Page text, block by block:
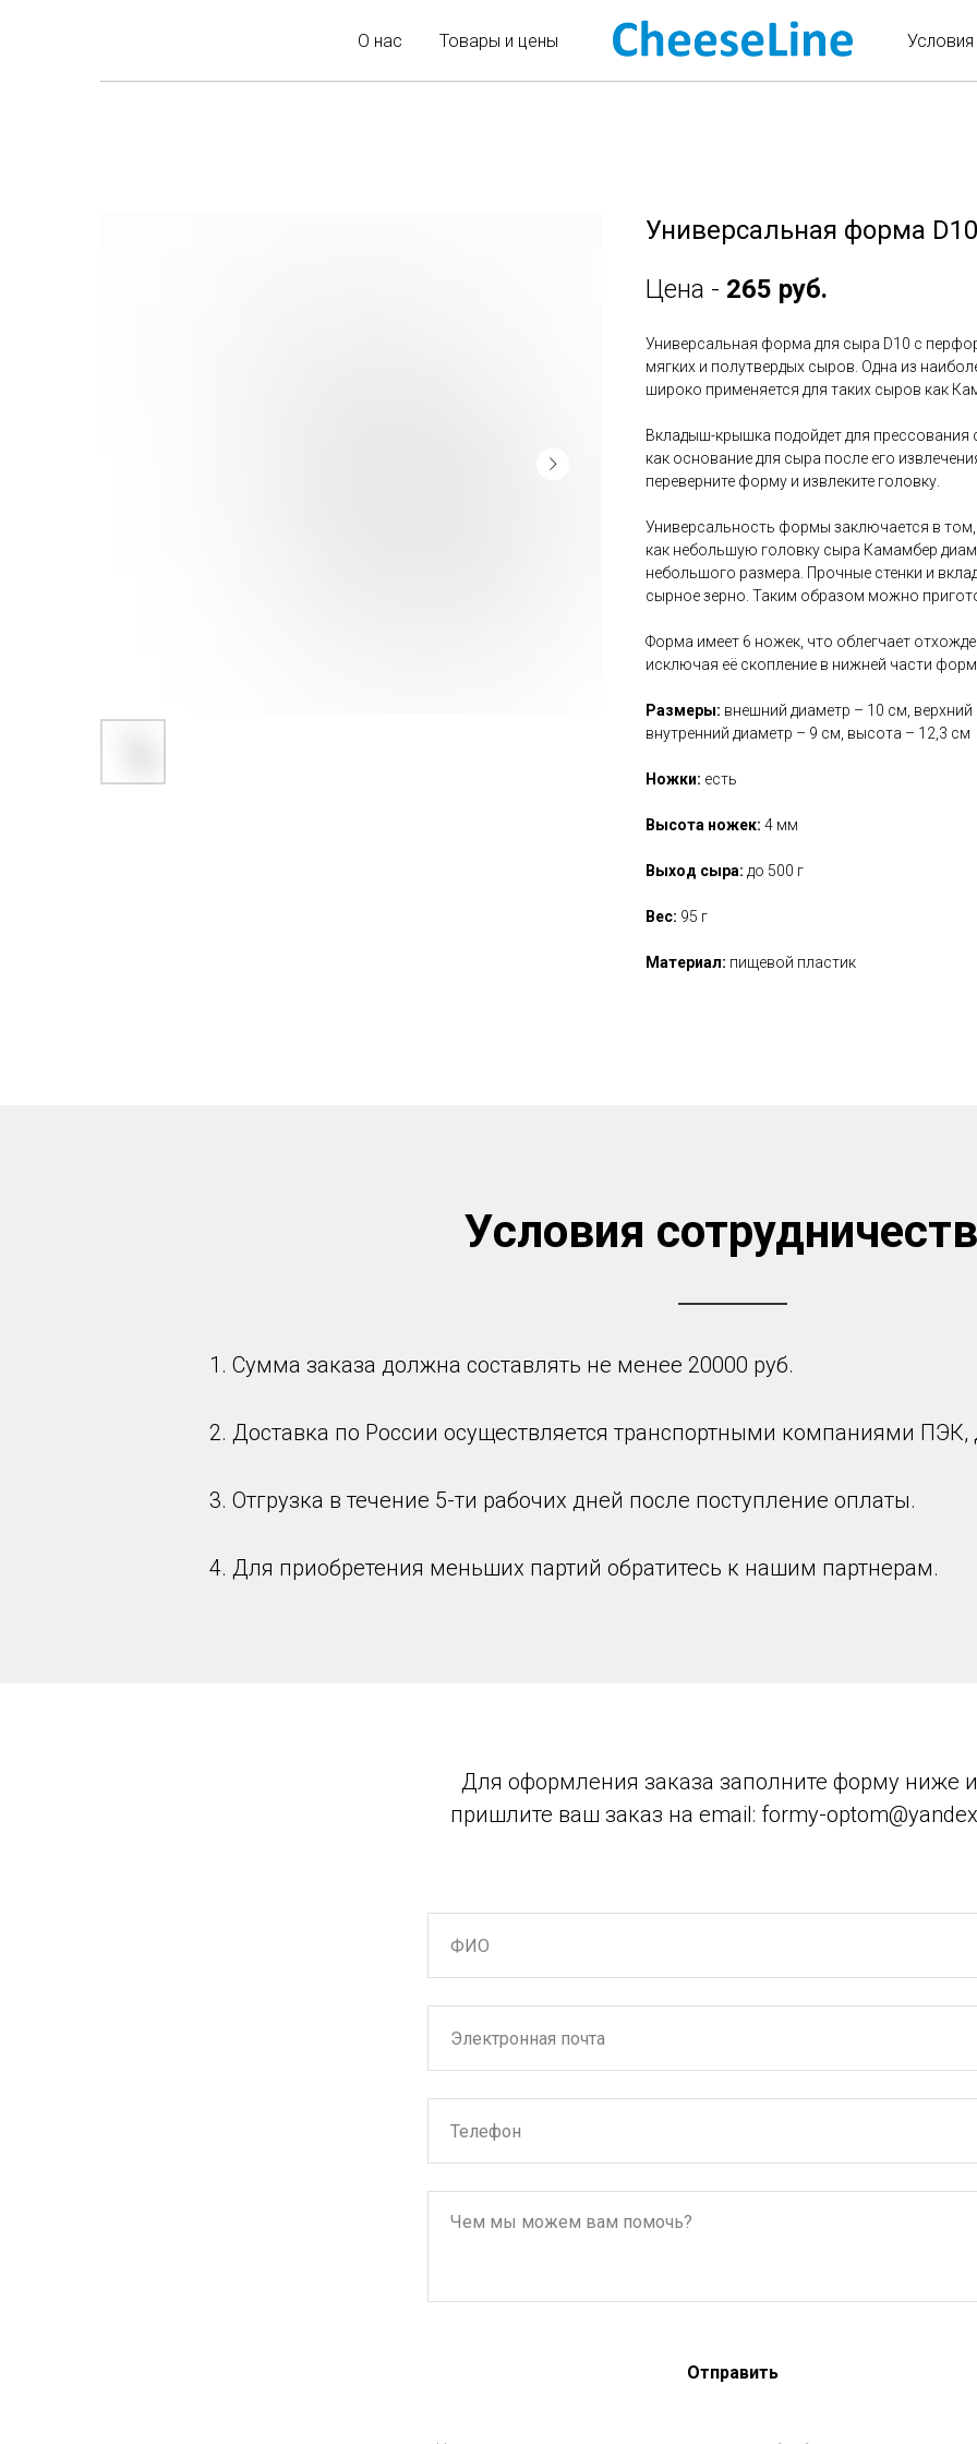
О нас Товары и цены
Универсальная форма
Цена - 265 руб.
Универсальная форма для сыра D10 с
мягких и полутвердых сыров. Одна из
широко применяется для таких сыров как
Вкладыш-крышка подойдет для
как основание для сыра после его
переверните форму и извлеките головку.
Универсальность формы заключается в
как небольшую головку сыра Камамбер
небольшого размера. Прочные стенки и
сырное зерно. Таким образом можно
Форма имеет 6 ножек, что облегчает
исключая её скопление в нижней части
Размеры: внешний диаметр – 10 см,
внутренний диаметр – 9 см, высота – 12,3 см
Ножки: есть
Высота ножек: 4 мм
Выход сыра: до 500 г
Вес: 95 г
Материал: пищевой пластик
Условия
1. Сумма заказа должна составлять не менее 20000 руб.
2. Доставка по России осуществляется транспортными компаниями
3. Отгрузка в течение 5-ти рабочих дней после поступление оплаты.
4. Для приобретения меньших партий обратитесь к нашим партнерам.
Для оформления заказа заполните форму ниже
пришлите ваш заказ на email: formy-
Отправить